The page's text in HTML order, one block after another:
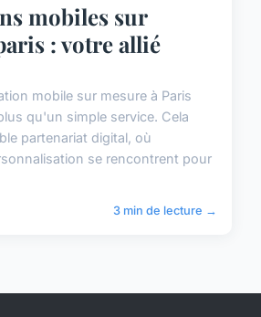
mobiles sur
: votre allié
mobile sur mesure à Paris
qu'un simple service. Cela
partenariat digital, où
se rencontrent pour
3 min de lecture →